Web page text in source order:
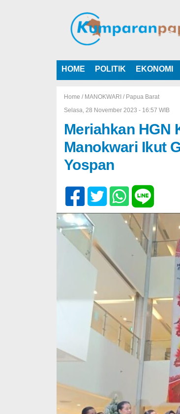
HOME POLITIK EKONOMI
Home / MANOKWARI / Papua Barat
Selasa, 28 November 2023 - 16:57 WIB
Meriahkan HGN
Manokwari Ikut
Yospan